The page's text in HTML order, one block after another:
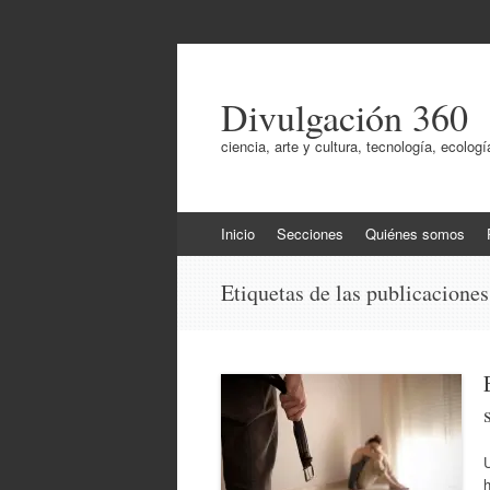
Divulgación 360
ciencia, arte y cultura, tecnología,
al
Inicio Secciones Quiénes somos
Etiquetas de las